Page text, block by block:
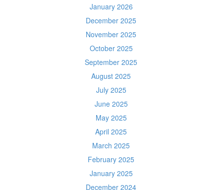
January 2026
December 2025
November 2025
October 2025
September 2025
August 2025
July 2025
June 2025
May 2025
April 2025
March 2025
February 2025
January 2025
December 2024